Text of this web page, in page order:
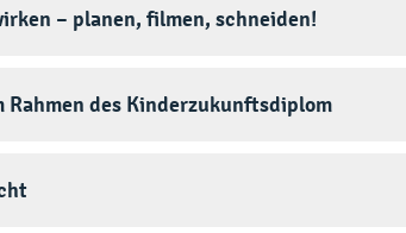
– planen, filmen, schneiden!
des Kinderzukunftsdiplom